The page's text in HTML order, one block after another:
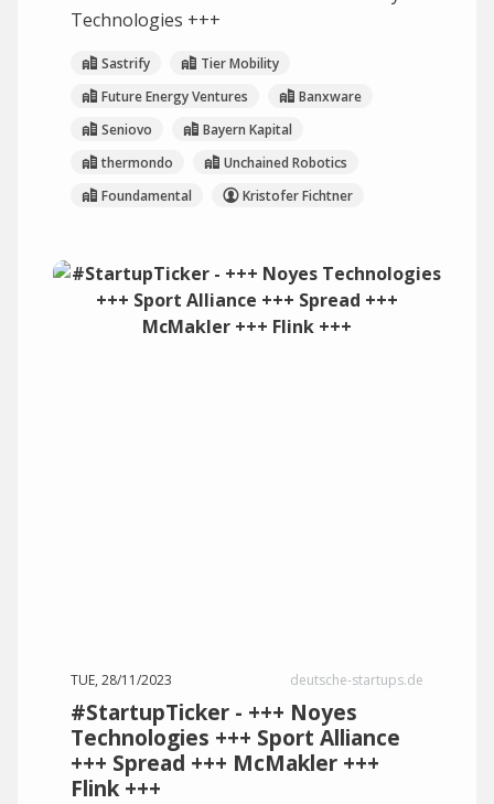
Technologies +++
Sastrify
Tier Mobility
Future Energy Ventures
Banxware
Seniovo
Bayern Kapital
thermondo
Unchained Robotics
Foundamental
Kristofer Fichtner
TUE, 28/11/2023 deutsche-startups.de
#StartupTicker - +++ Noyes
Technologies +++ Sport Alliance
+++ Spread +++ McMakler +++
Flink +++